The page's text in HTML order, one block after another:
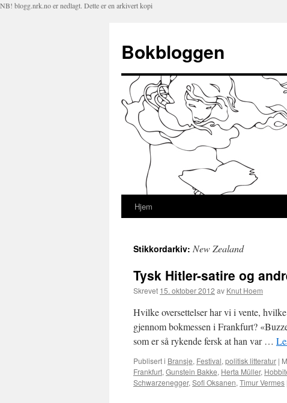
NB! blogg.nrk.no er nedlagt. Dette er en arkivert kopi
Bokbloggen
Hopp
innhold
Hjem
Stikkordarkiv: New Zealand
Tysk Hitler-satire og
Skrevet 15. oktober 2012 av Knut Hoem
Hvilke oversettelser har vi i vente,
gjennom bokmessen i Frankfurt?
som er så rykende fersk at han var …
Publisert i Bransje, Festival, politisk litteratur |
Frankfurt, Gunstein Bakke, Herta Müller,
Schwarzenegger, Sofi Oksanen, Timur Vermes